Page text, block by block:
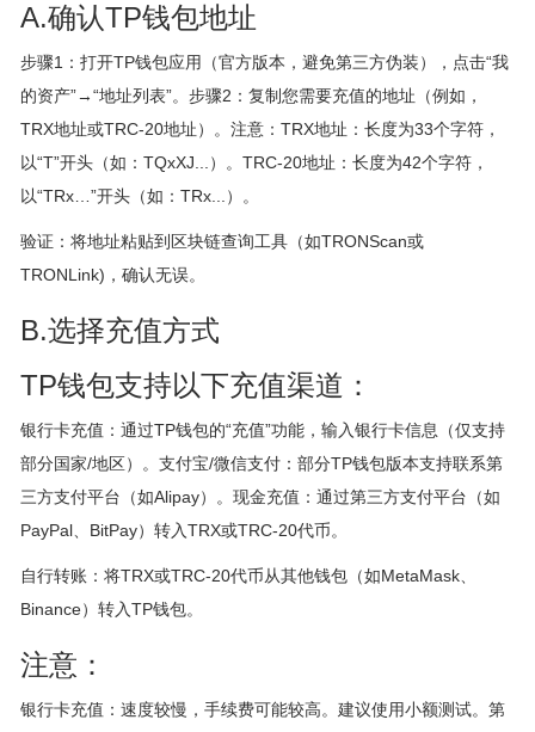
A.确认TP钱包地址
步骤1：打开TP钱包应用（官方版本，避免第三方伪装），点击“我
的资产”→“地址列表”。步骤2：复制您需要充值的地址（例如，
TRX地址或TRC-20地址）。注意：TRX地址：长度为33个字符，
以“T”开头（如：TQxXJ...）。TRC-20地址：长度为42个字符，
以“TRx…”开头（如：TRx...）。
验证：将地址粘贴到区块链查询工具（如TRONScan或
TRONLink)，确认无误。
B.选择充值方式
TP钱包支持以下充值渠道：
银行卡充值：通过TP钱包的“充值”功能，输入银行卡信息（仅支持
部分国家/地区）。支付宝/微信支付：部分TP钱包版本支持联系第
三方支付平台（如Alipay）。现金充值：通过第三方支付平台（如
PayPal、BitPay）转入TRX或TRC-20代币。
自行转账：将TRX或TRC-20代币从其他钱包（如MetaMask、
Binance）转入TP钱包。
注意：
银行卡充值：速度较慢，手续费可能较高。建议使用小额测试。第